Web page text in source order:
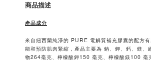
商品描述
產品成分
來自紐西蘭純淨的 PURE 電解質補充膠囊的配方
能和預防肌肉緊縮，產品主要為 鈉、鉀、鈣、鎂
物264毫克、檸檬酸鉀150 毫克、檸檬酸鎂100